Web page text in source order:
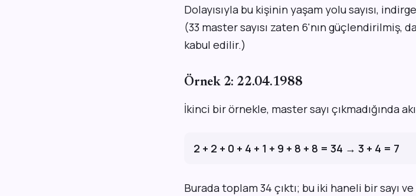
Dolayısıyla bu kişinin yaşam yolu sayısı,
(33 master sayısı zaten 6'nın güçlendirilmiş,
kabul edilir.)
Örnek 2: 22.04.1988
İkinci bir örnekle, master sayı çıkmadığında
2 + 2 + 0 + 4 + 1 + 9 + 8 + 8 = 34 → 3 + 4 = 7
Burada toplam 34 çıktı; bu iki haneli bir sayı